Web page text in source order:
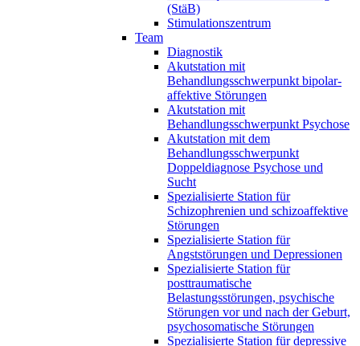
(StäB)
Stimulationszentrum
Team
Diagnostik
Akutstation mit
Behandlungsschwerpunkt bipolar-
affektive Störungen
Akutstation mit
Behandlungsschwerpunkt Psychose
Akutstation mit dem
Behandlungsschwerpunkt
Doppeldiagnose Psychose und
Sucht
Spezialisierte Station für
Schizophrenien und schizoaffektive
Störungen
Spezialisierte Station für
Angststörungen und Depressionen
Spezialisierte Station für
posttraumatische
Belastungsstörungen, psychische
Störungen vor und nach der Geburt,
psychosomatische Störungen
Spezialisierte Station für depressive